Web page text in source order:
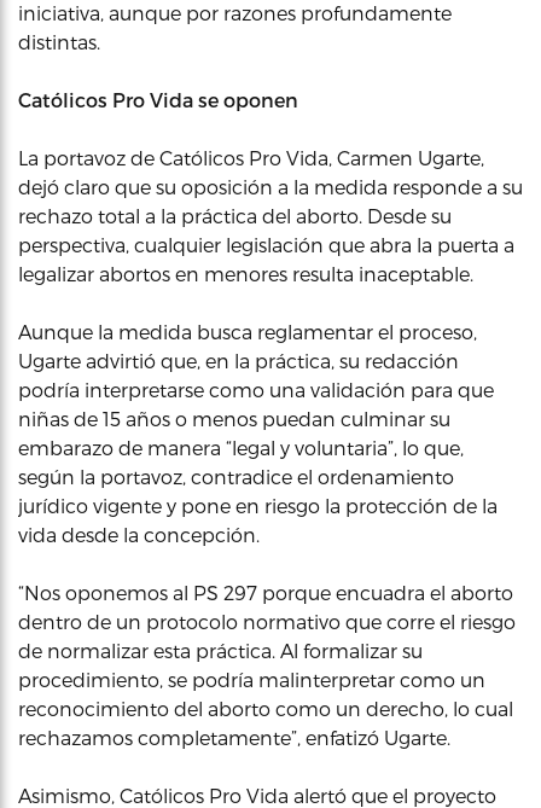
iniciativa, aunque por razones profundamente
distintas.
Católicos Pro Vida se oponen
La portavoz de Católicos Pro Vida, Carmen Ugarte,
dejó claro que su oposición a la medida responde a su
rechazo total a la práctica del aborto. Desde su
perspectiva, cualquier legislación que abra la puerta a
legalizar abortos en menores resulta inaceptable.
Aunque la medida busca reglamentar el proceso,
Ugarte advirtió que, en la práctica, su redacción
podría interpretarse como una validación para que
niñas de 15 años o menos puedan culminar su
embarazo de manera “legal y voluntaria”, lo que,
según la portavoz, contradice el ordenamiento
jurídico vigente y pone en riesgo la protección de la
vida desde la concepción.
“Nos oponemos al PS 297 porque encuadra el aborto
dentro de un protocolo normativo que corre el riesgo
de normalizar esta práctica. Al formalizar su
procedimiento, se podría malinterpretar como un
reconocimiento del aborto como un derecho, lo cual
rechazamos completamente”, enfatizó Ugarte.
Asimismo, Católicos Pro Vida alertó que el proyecto